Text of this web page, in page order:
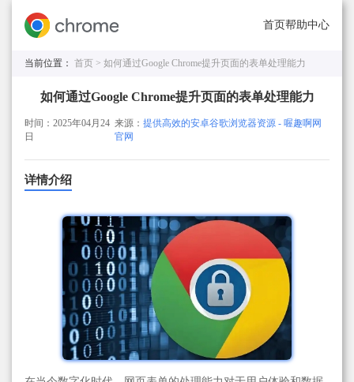
首页帮助中心
当前位置： 首页 > 如何通过Google Chrome提升页面的表单处理能力
如何通过Google Chrome提升页面的表单处理能力
时间：2025年04月24
日
来源：提供高效的安卓谷歌浏览器资源 - 喔趣啊网
官网
详情介绍